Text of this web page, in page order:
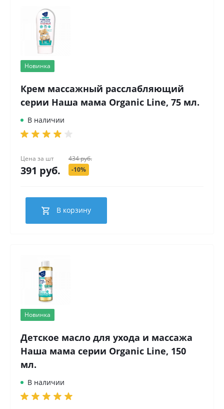
Новинка
Крем массажный расслабляющий
серии Наша мама Organic Line, 75 мл.
В наличии
Цена за шт
391 руб.
434 руб.
-10%
В корзину
Новинка
Детское масло для ухода и массажа
Наша мама серии Organic Line, 150
мл.
В наличии